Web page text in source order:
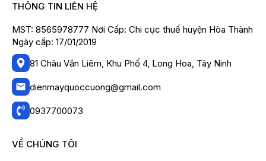
THÔNG TIN LIÊN HỆ
MST: 8565978777 Nơi Cấp: Chi cục thuế huyện Hòa Thành
Ngày cấp: 17/01/2019
81 Châu Văn Liêm, Khu Phố 4, Long Hoa, Tây Ninh
dienmayquoccuong@gmail.com
0937700073
VỀ CHÚNG TÔI